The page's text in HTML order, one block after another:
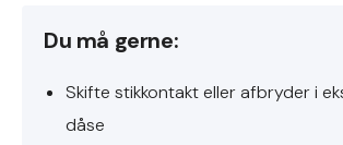
Du må gerne:
Skifte stikkontakt eller afbryder i
dåse